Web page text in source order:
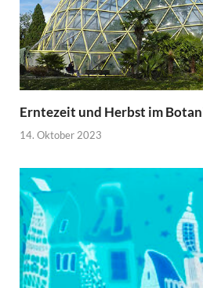
Erntezeit und Herbst im
14. Oktober 2023